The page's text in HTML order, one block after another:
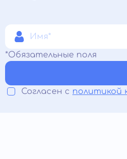
*Обязательные поля
Согласен с политикой